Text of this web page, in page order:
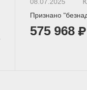
Признано
575 968